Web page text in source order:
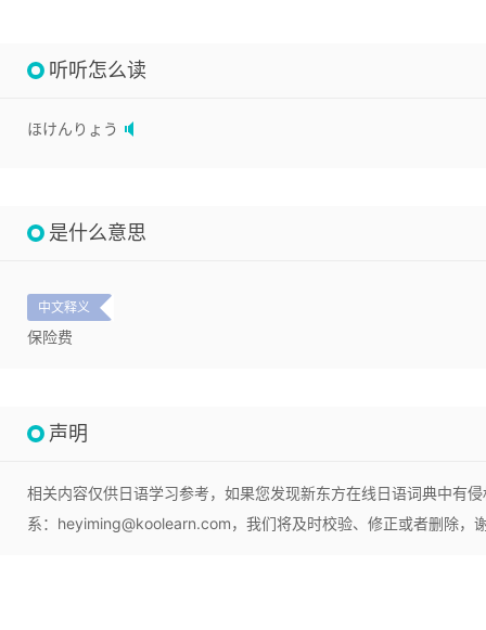
听听怎么读
ほけんりょう
是什么意思
中文释义
保险费
声明
相关内容仅供日语学习参考，如果您发现新东方在线日语词典中有
系：heyiming@koolearn.com，我们将及时校验、修正或者删除，